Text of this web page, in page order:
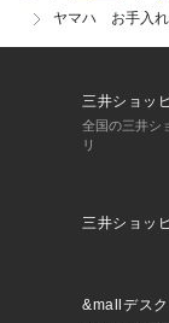
ヤマハ お手入
三井ショッ
全国の三井シ
リ
三井ショッ
&mallデスク